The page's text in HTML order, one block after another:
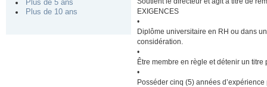
Plus de 5 ans
Plus de 10 ans
EXIGENCES
•
Diplôme universitaire en RH ou dans
considération.
•
Être membre en règle et détenir un
•
Posséder cinq (5) années